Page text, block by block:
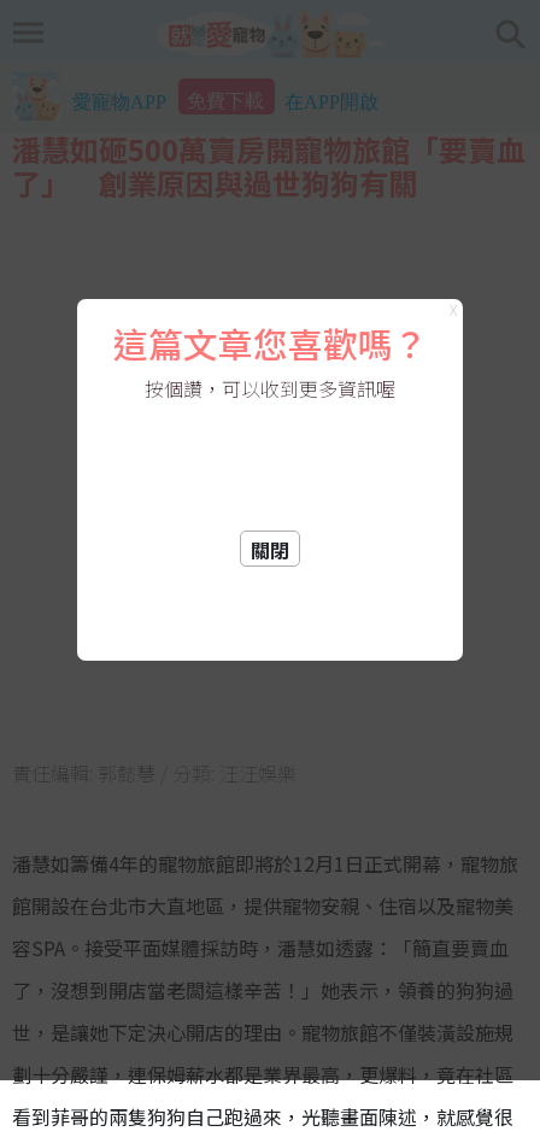
愛寵物APP 免費下載 在APP開啟
潘慧如砸500萬賣房開寵物旅館「要賣血
了」 創業原因與過世狗狗有關
責任編輯: 郭懿慧 / 分類: 汪汪娛樂
潘慧如籌備4年的寵物旅館即將於12月1 日正式開幕，寵物旅
館開設在台北市大直地區，提供寵物安親、住宿以及寵物美
容SPA 。接受平面媒體採訪時，潘慧如透露：「簡直要賣血
了，沒想到開店當老闆這樣辛苦！」她表示，領養的狗狗過
世，是讓她下定決心開店的理由。寵物旅館不僅裝潢設施規
劃十分嚴謹，連保姆薪水都是業界最高，更爆料，竟在社區
看到菲哥的兩隻狗狗自己跑過來，光聽畫面陳述，就感覺很
X
這篇文章您喜歡嗎？
按個讚，可以收到更多資訊喔
關閉